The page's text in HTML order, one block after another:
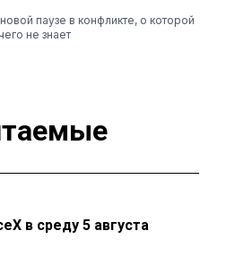
паузе в конфликте, о которой
не знает
в среду 5 августа